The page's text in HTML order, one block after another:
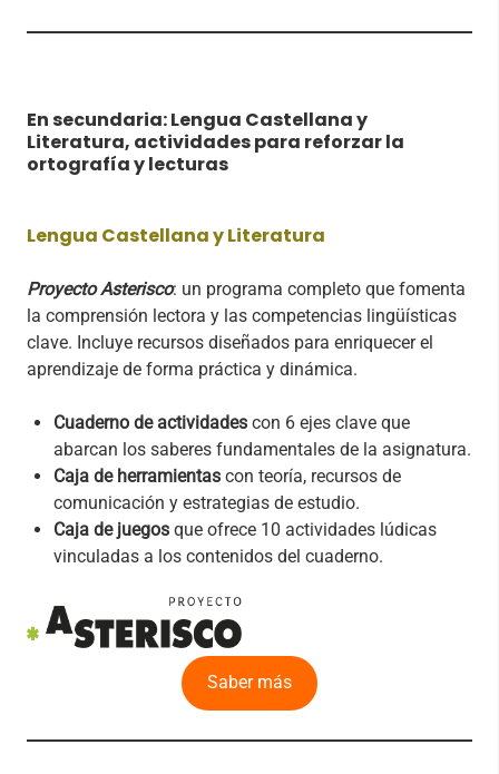
En secundaria: Lengua Castellana y
Literatura, actividades para reforzar la
ortografía y lecturas
Lengua Castellana y Literatura
Proyecto Asterisco: un programa completo que fomenta
la comprensión lectora y las competencias lingüísticas
clave. Incluye recursos diseñados para enriquecer el
aprendizaje de forma práctica y dinámica.
Cuaderno de actividades con 6 ejes clave que
abarcan los saberes fundamentales de la asignatura.
Caja de herramientas con teoría, recursos de
comunicación y estrategias de estudio.
Caja de juegos que ofrece 10 actividades lúdicas
vinculadas a los contenidos del cuaderno.
Saber más